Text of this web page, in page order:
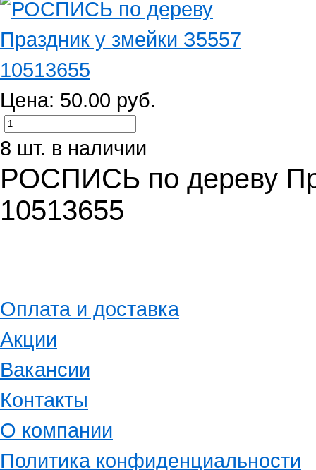
Цена: 50.00 руб.
8 шт. в наличии
РОСПИСЬ по дереву
10513655
Оплата и доставка
Акции
Вакансии
Контакты
О компании
Политика конфиденциальности